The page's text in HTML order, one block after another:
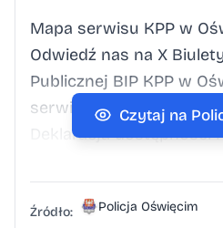
Mapa serwisu KPP w
Odwiedź nas na X
Publicznej BIP KPP w
serwisu Kontakt z
Deklaracja dostępności
Oświęcimiu. Zapoznaj
Polityka prywatności
Czytaj na
Źródło: Policja Oświęcim